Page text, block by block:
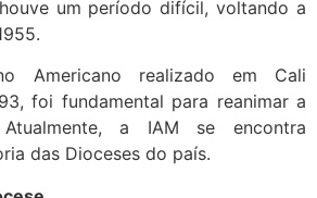
um período difícil, voltando a
Americano realizado em Cali
foi fundamental para reanimar a
a IAM se encontra
das Dioceses do país.